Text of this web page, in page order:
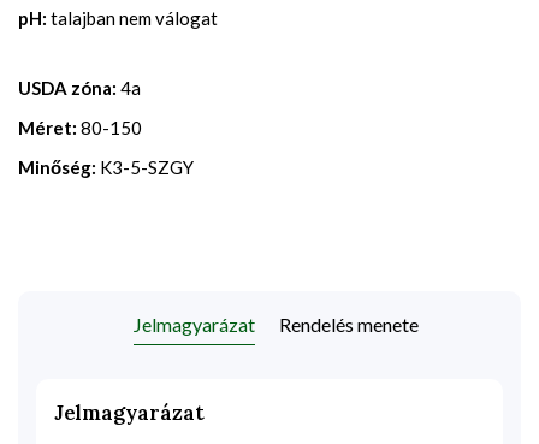
pH: talajban nem válogat
USDA zóna: 4a
Méret: 80-150
Minőség: K3-5-SZGY
Jelmagyarázat Rendelés menete
Jelmagyarázat